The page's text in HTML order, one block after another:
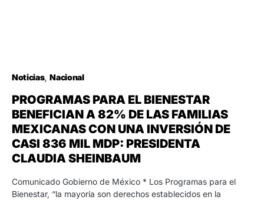
Noticias Nacional
PROGRAMAS PARA EL BIENESTAR
BENEFICIAN A 82% DE LAS FAMILIAS
MEXICANAS CON UNA INVERSIÓN DE
CASI 836 MIL MDP: PRESIDENTA
CLAUDIA SHEINBAUM
Comunicado Gobierno de México * Los Programas para el
Bienestar, “la mayoría son derechos establecidos en la